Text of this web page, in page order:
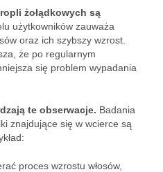
żołądkowych są
użytkowników zauważa
oraz ich szybszy wzrost.
że po regularnym
się problem wypadania
te obserwacje. Badania
znajdujące się w wcierce są
proces wzrostu włosów,